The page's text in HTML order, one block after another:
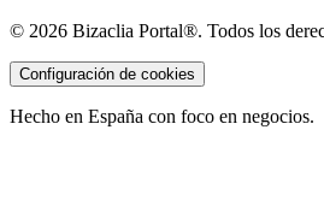
© 2026 Bizaclia Portal®. Todos los
Configuración de cookies
Hecho en España con foco en negocios.